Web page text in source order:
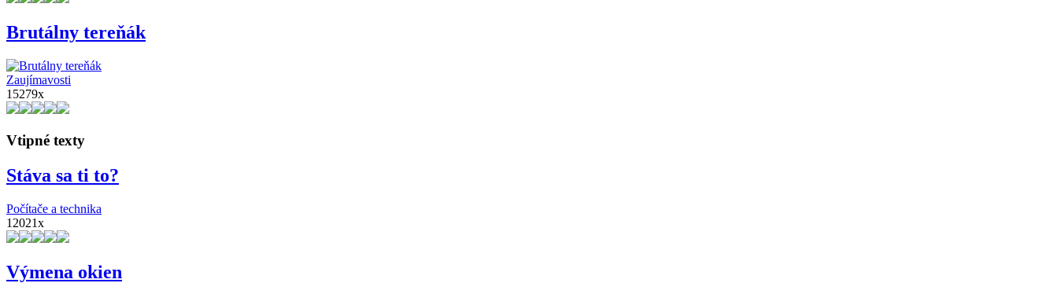
Brutálny tereňák
Zaujímavosti
15279x
Vtipné texty
Stáva sa ti to?
Počítače a technika
12021x
Výmena okien